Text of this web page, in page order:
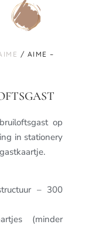
/ AIME –
op
in stationery
– 300
(minder